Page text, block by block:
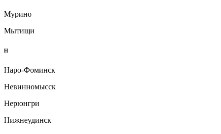
Мурино
Мытищи
Н
Наро-Фоминск
Невинномысск
Нерюнгри
Нижнеудинск